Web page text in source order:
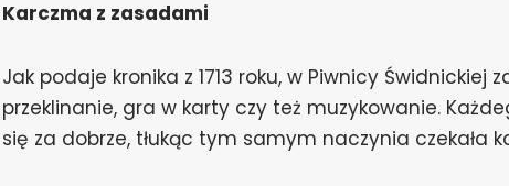
Karczma z zasadami
Jak podaje kronika z 1713 roku, w Piwnicy Świdnickiej
przeklinanie, gra w karty czy też muzykowanie.
się za dobrze, tłukąc tym samym naczynia czekała